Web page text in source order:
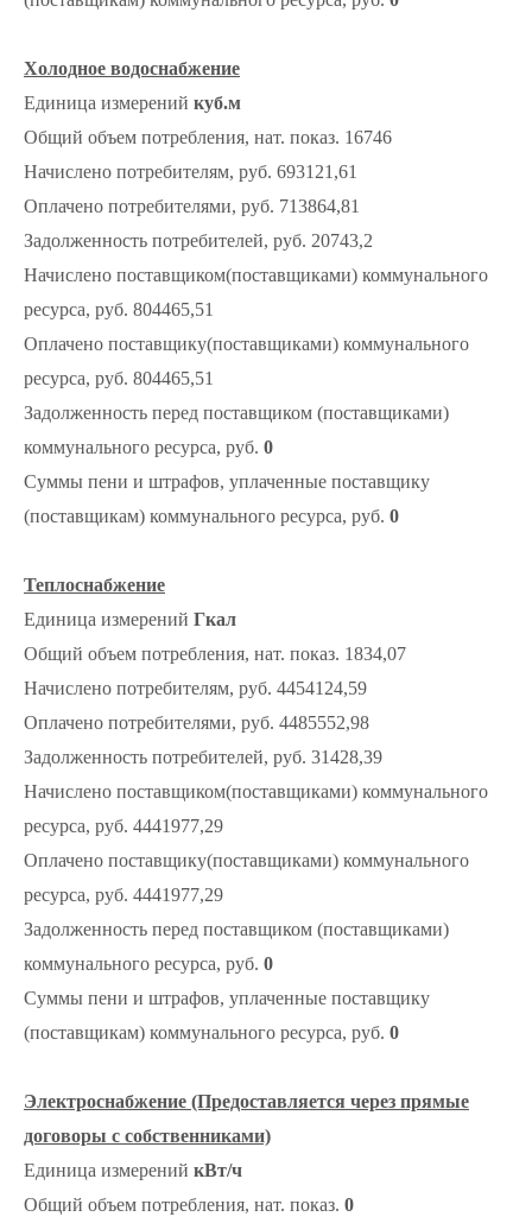
Холодное водоснабжение
Единица измерений куб.м
Общий объем потребления, нат. показ. 16746
Начислено потребителям, руб. 693121,61
Оплачено потребителями, руб. 713864,81
Задолженность потребителей, руб. 20743,2
Начислено поставщиком(поставщиками) коммунального
ресурса, руб. 804465,51
Оплачено поставщику(поставщиками) коммунального
ресурса, руб. 804465,51
Задолженность перед поставщиком (поставщиками)
коммунального ресурса, руб. 0
Суммы пени и штрафов, уплаченные поставщику
(поставщикам) коммунального ресурса, руб. 0
Теплоснабжение
Единица измерений Гкал
Общий объем потребления, нат. показ. 1834,07
Начислено потребителям, руб. 4454124,59
Оплачено потребителями, руб. 4485552,98
Задолженность потребителей, руб. 31428,39
Начислено поставщиком(поставщиками) коммунального
ресурса, руб. 4441977,29
Оплачено поставщику(поставщиками) коммунального
ресурса, руб. 4441977,29
Задолженность перед поставщиком (поставщиками)
коммунального ресурса, руб. 0
Суммы пени и штрафов, уплаченные поставщику
(поставщикам) коммунального ресурса, руб. 0
Электроснабжение (Предоставляется через прямые
договоры с собственниками)
Единица измерений кВт/ч
Общий объем потребления, нат. показ. 0